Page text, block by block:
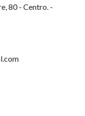
80 - Centro. -